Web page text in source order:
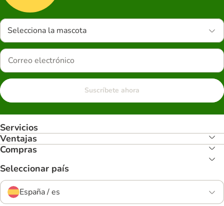
Selecciona la mascota
Suscríbete ahora
Servicios
Ventajas
Compras
Seleccionar país
España / es